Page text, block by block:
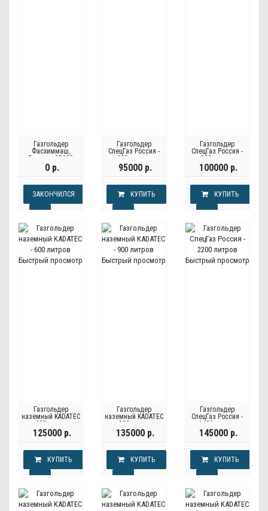
Газгольдер
Фасхиммаш,
Россия - 25000
литров
0 р.
ЗАКОНЧИЛСЯ
Газгольдер
СпецГаз Россия -
600 литров
95000 р.
КУПИТЬ
Газгольдер
СпецГаз Россия -
800 литров
100000 р.
КУПИТЬ
Быстрый просмотр
Газгольдер
наземный KADATEC
- 600 литров
125000 р.
КУПИТЬ
Быстрый просмотр
Газгольдер
наземный KADATEC
- 900 литров
135000 р.
КУПИТЬ
Быстрый просмотр
Газгольдер
СпецГаз Россия -
1400 литров
145000 р.
КУПИТЬ